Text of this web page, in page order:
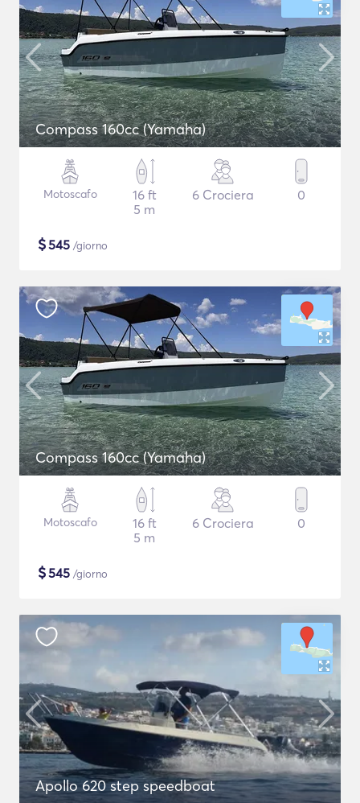
Compass 160cc (Yamaha)
Motoscafo
16 ft
5 m
6 Crociera 0
$545 /giorno
Compass 160cc (Yamaha)
Motoscafo
16 ft
5 m
6 Crociera 0
$545 /giorno
Apollo 620 step speedboat